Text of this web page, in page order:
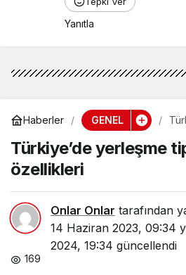
Yanıtla
Haberler GENEL
Türkiye’de yerleşme
özellikleri
Onlar Onlar tarafından
14 Haziran 2023, 09:34
2024, 19:34 güncellendi
169